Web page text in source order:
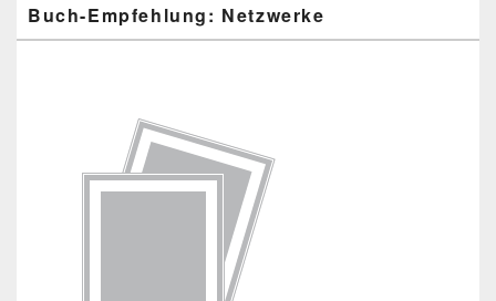
Buch-Empfehlung: Netzwerke